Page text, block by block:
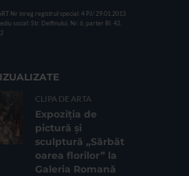
Nr inreg registrul special: 4 PJ/ 29.01.2013
social: Str. Delfinului, Nr. 6, parter Bl. 42,
CLIPA DE ARTA
Expoziția de
pictură și
sculptură „Sărbăt
oarea florilor” la
Galeria Romană